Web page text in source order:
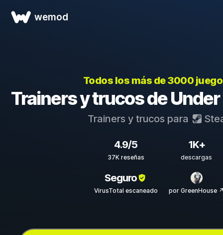
wemod
Todos los más de 3000
Trainers y trucos de
Trainers y trucos para
4.9/5
37K reseñas
1K+
descargas
Seguro
VirusTotal escaneado por GreenHouse